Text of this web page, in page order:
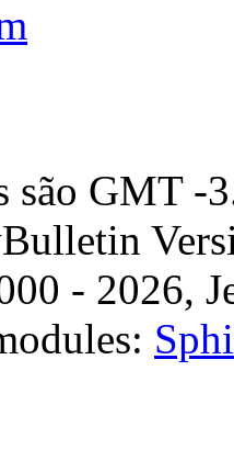
são GMT -
- 2026,